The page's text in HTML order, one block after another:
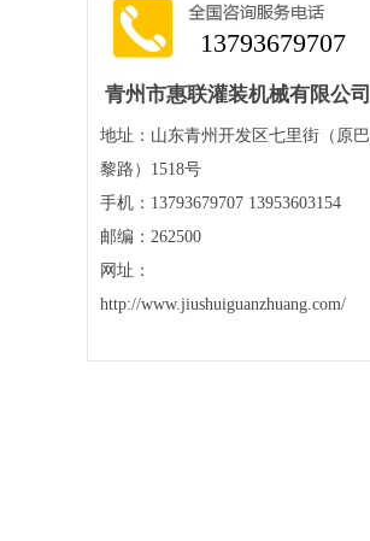
13793679707
青州市惠联灌装机械有限公司
地址：山东青州开发区七里街（原巴
黎路）1518号
手机：13793679707 13953603154
邮编：262500
网址：
http://www.jiushuiguanzhuang.com/